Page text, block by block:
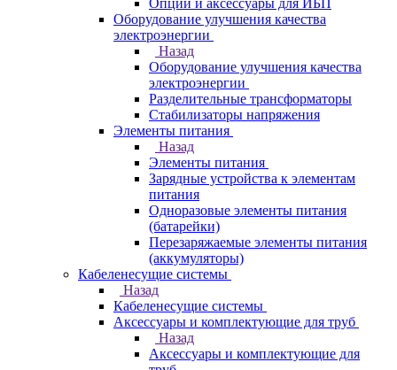
Опции и аксессуары для ИБП
Оборудование улучшения качества
электроэнергии
Назад
Оборудование улучшения качества
электроэнергии
Разделительные трансформаторы
Стабилизаторы напряжения
Элементы питания
Назад
Элементы питания
Зарядные устройства к элементам
питания
Одноразовые элементы питания
(батарейки)
Перезаряжаемые элементы питания
(аккумуляторы)
Кабеленесущие системы
Назад
Кабеленесущие системы
Аксессуары и комплектующие для труб
Назад
Аксессуары и комплектующие для